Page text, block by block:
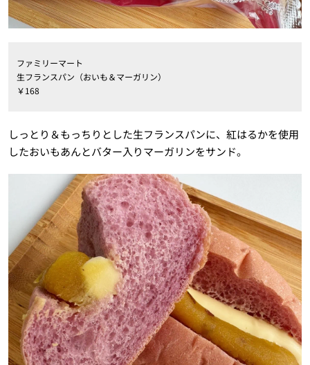
ファミリーマート
生フランスパン（おいも＆マーガリン）
￥168
しっとり＆もっちりとした生フランスパンに、紅はるかを使用
したおいもあんとバター入りマーガリンをサンド。